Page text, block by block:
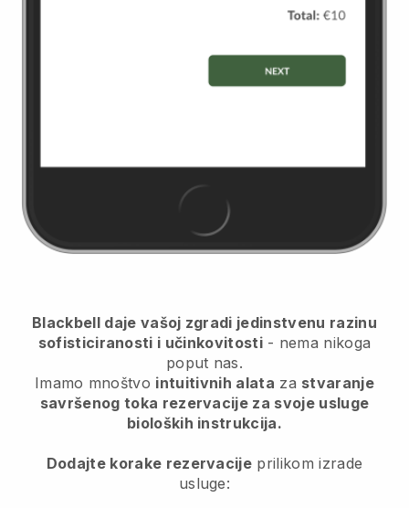
Blackbell daje vašoj zgradi jedinstvenu razinu
sofisticiranosti i učinkovitosti- nema nikoga
poput nas.
Imamo mnoštvo intuitivnih alata za stvaranje
savršenog toka rezervacije za svoje usluge
bioloških instrukcija.
Dodajte korake rezervacije prilikom izrade
usluge: